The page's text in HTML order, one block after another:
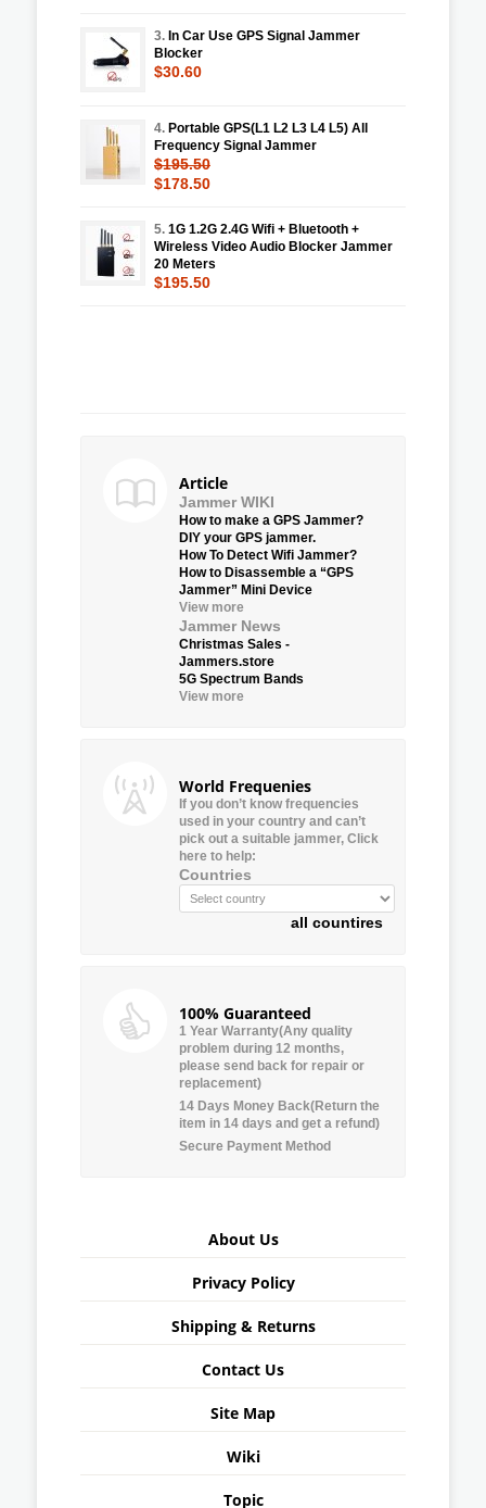
3. In Car Use GPS Signal Jammer
Blocker
$30.60
4. Portable GPS(L1 L2 L3 L4 L5) All
Frequency Signal Jammer
$195.50
$178.50
5. 1G 1.2G 2.4G Wifi + Bluetooth +
Wireless Video Audio Blocker Jammer
20 Meters
$195.50
Article
Jammer WIKI
How to make a GPS Jammer?
DIY your GPS jammer.
How To Detect Wifi Jammer?
How to Disassemble a “GPS
Jammer” Mini Device
View more
Jammer News
Christmas Sales -
Jammers.store
5G Spectrum Bands
View more
World Frequenies
If you don’t know frequencies
used in your country and can’t
pick out a suitable jammer, Click
here to help:
Countries
all countires
100% Guaranteed
1 Year Warranty(Any quality
problem during 12 months,
please send back for repair or
replacement)
14 Days Money Back(Return the
item in 14 days and get a refund)
Secure Payment Method
About Us
Privacy Policy
Shipping & Returns
Contact Us
Site Map
Wiki
Topic